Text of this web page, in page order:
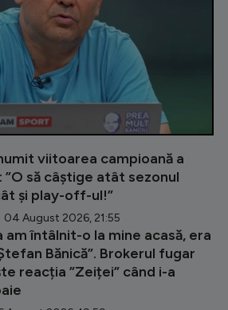
viitoarea campioană a
”O să câștige atât sezonul
și play-off-ul!”
04 August 2026, 21:55
am întâlnit-o la mine acasă, era
Bănică”. Brokerul fugar
reacția ”Zeiței” când i-a